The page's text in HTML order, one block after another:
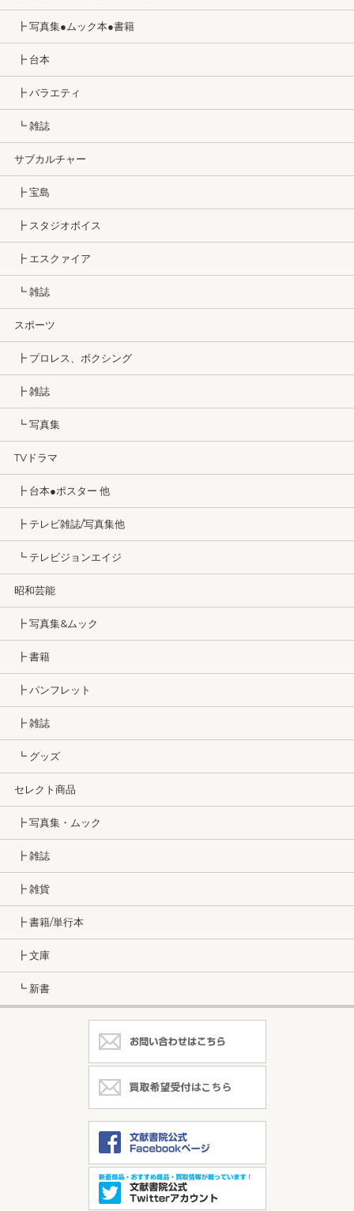
┣ 写真集●ムック本●書籍
┣ 台本
┣ バラエティ
┗ 雑誌
サブカルチャー
┣ 宝島
┣ スタジオボイス
┣ エスクァイア
┗ 雑誌
スポーツ
┣ プロレス、ボクシング
┣ 雑誌
┗ 写真集
TVドラマ
┣ 台本●ポスター 他
┣ テレビ雑誌/写真集他
┗ テレビジョンエイジ
昭和芸能
┣ 写真集&ムック
┣ 書籍
┣ パンフレット
┣ 雑誌
┗ グッズ
セレクト商品
┣ 写真集・ムック
┣ 雑誌
┣ 雑貨
┣ 書籍/単行本
┣ 文庫
┗ 新書